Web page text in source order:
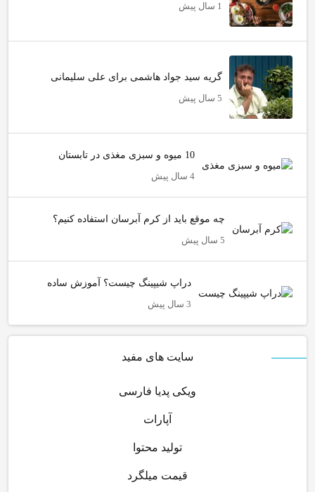
1 سال پیش
گریه سید جواد هاشمی برای علی سلیمانی
5 سال پیش
10 میوه و سبزی مغذی در تابستان
4 سال پیش
چه موقع باید از کرم آبرسان استفاده کنیم؟
5 سال پیش
دراپ شیپینگ چیست؟ آموزش ساده
3 سال پیش
سایت های مفید
ویکی پدیا فارسی
آپارات
تولید محتوا
قیمت میلگرد